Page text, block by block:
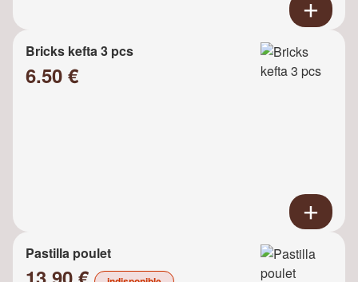
Bricks kefta 3 pcs
6.50 €
Pastilla poulet